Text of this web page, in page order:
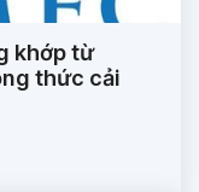
khớp từ
thức cải